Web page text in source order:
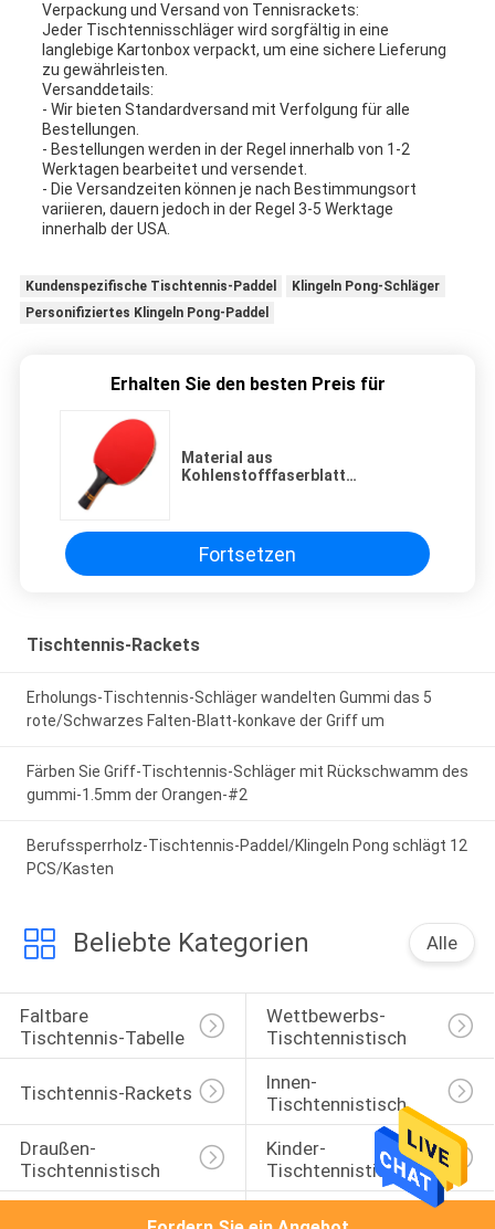
Verpackung und Versand von Tennisrackets:
Jeder Tischtennisschläger wird sorgfältig in eine
langlebige Kartonbox verpackt, um eine sichere Lieferung
zu gewährleisten.
Versanddetails:
- Wir bieten Standardversand mit Verfolgung für alle
Bestellungen.
- Bestellungen werden in der Regel innerhalb von 1-2
Werktagen bearbeitet und versendet.
- Die Versandzeiten können je nach Bestimmungsort
variieren, dauern jedoch in der Regel 3-5 Werktage
innerhalb der USA.
Kundenspezifische Tischtennis-Paddel
Klingeln Pong-Schläger
Personifiziertes Klingeln Pong-Paddel
Erhalten Sie den besten Preis für
Material aus
Kohlenstofffaserblatt
Naturholz Boden
Fortsetzen
Tischtennis-Rackets
Erholungs-Tischtennis-Schläger wandelten Gummi das 5
rote/Schwarzes Falten-Blatt-konkave der Griff um
Färben Sie Griff-Tischtennis-Schläger mit Rückschwamm des
gummi-1.5mm der Orangen-#2
Berufssperrholz-Tischtennis-Paddel/Klingeln Pong schlägt 12
PCS/Kasten
Beliebte Kategorien Alle
Faltbare
Tischtennis-Tabelle
Wettbewerbs-
Tischtennistisch
Tischtennis-Rackets
Innen-
Tischtennistisch
Draußen-
Tischtennistisch
Kinder-
Tischtennistisch